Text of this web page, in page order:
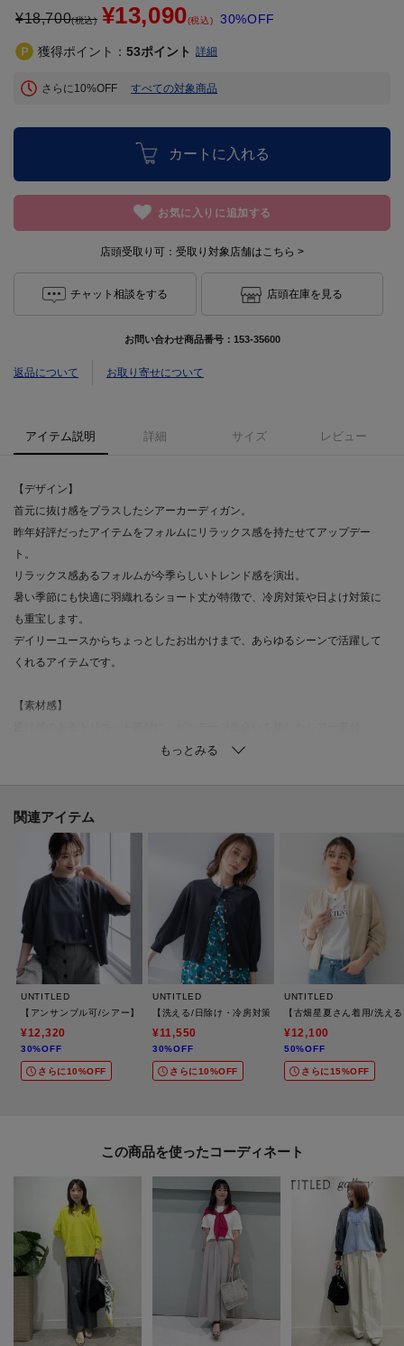
¥18,700(税込) ¥13,090(税込) 30%OFF
獲得ポイント： 53ポイント 詳細
さらに10%OFF すべての対象商品
カートに入れる
お気に入りに追加する
店頭受取り可： 受取り対象店舗はこちら >
チャット相談をする 店頭在庫を見る
お問い合わせ商品番号： 153-35600
返品について お取り寄せについて
アイテム説明 詳細 サイズ レビュー
【デザイン】
首元に抜け感をプラスしたシアーカーディガン。
昨年好評だったアイテムをフォルムにリラックス感を持たせてアップデー
ト。
リラックス感あるフォルムが今季らしいトレンド感を演出。
暑い季節にも快適に羽織れるショート丈が特徴で、冷房対策や日よけ対策に
も重宝します。
デイリーユースからちょっとしたお出かけまで、あらゆるシーンで活躍して
くれるアイテムです。
【素材感】
合繊素材ながらナチュラルなシワ感の表情が特徴。
【着こなしポイント】
花柄マキシ丈ワンピース（商品番号：153－55600）との組み合わせがおすす
女性らしい装いに軽快さをプラスし、サマーコーデを完成させます。
お手持ちのハイウエストパンツやロングスカートとも好相性。
シンプルながら洗練されたスタイリングを楽しめます。
※照明の関係により、実際よりも色味が違って見える場合があります。ま
た、パソコン・スマートフォンなどの環境により、若干製品と画像のカラー
が異なる場合もございます。
関連アイテム
UNTITLED
【アンサンブル可/シアー】リネンエステルカーディガン
¥12,320
30%OFF
さらに10%OFF
UNTITLED
【洗える/日除け・冷房対策に】ハイゲージクルーネック
¥11,550
30%OFF
さらに10%OFF
UNTITLED
【古畑星夏さん着用/洗え
¥12,100
50%OFF
さらに15%OFF
この商品を使った